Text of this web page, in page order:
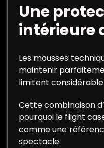
Une
intérieure
Les mousses
maintenir
limitent
Cette combinaison
pourquoi le flight
comme une
spectacle.